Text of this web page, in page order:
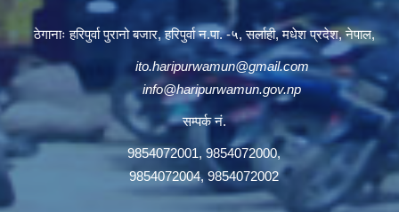
ठेगानाः हरिपुर्वा पुरानो बजार, हरिपुर्वा न.पा. -५, सर्लाही, मधेश प्रदेश, नेपाल,
ito.haripurwamun@gmail.com
info@haripurwamun.gov.np
सम्पर्क नं.
9854072001, 9854072000,
9854072004, 9854072002